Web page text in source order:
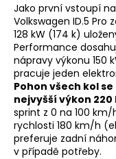
Jako první vstoupí
Volkswagen ID.5
128 kW (174 k)
Performance
nápravy výkonu 150
pracuje jeden
Pohon všech kol
nejvyšší výkon 220
sprint z 0 na 100
rychlosti 180 km/h
preferuje zadní
v případě potřeby.